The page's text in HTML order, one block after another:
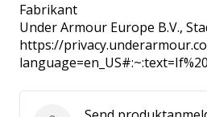
Fabrikant
Under Armour Europe B.V.,
https://